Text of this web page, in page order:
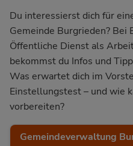
Du interessierst dich für
Gemeinde Burgrieden?
Öffentliche Dienst als
bekommst du Infos und
Was erwartet dich im
Einstellungstest – und wie
vorbereiten?
Gemeindeverwaltung